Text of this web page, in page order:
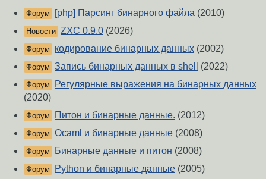
Форум [php] Парсинг бинарного файла (2010)
Новости ZXC 0.9.0 (2026)
Форум кодирование бинарных данных (2002)
Форум Запись бинарных данных в shell (2022)
Форум
Регулярные выражения на бинарных данных
(2020)
Форум Питон и бинарные данные. (2012)
Форум Ocaml и бинарные данные (2008)
Форум Бинарные данные и питон (2008)
Форум Python и бинарные данные (2005)